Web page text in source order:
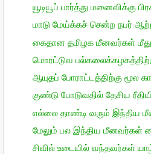
யூடியூப் பார்த்து மனைவிக்கு
மாடு மேய்க்கச் சென்ற நபர்
கைதான தமிழக மீனவர்கள் மீது
மொரட்டுவ
ஆயுதப் போராட்டத்திற்கு மூல
குண்டு போடுவதில் தேசிய
எல்லை தாண்டி வரும் இந்திய
மேலும் பல இந்திய மீனவர்கள்
சிவில் உடையில் வந்தவர்கள்